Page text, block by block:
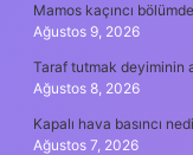
Mamos kaçıncı
Ağustos 9, 2026
Taraf tutmak deyiminin
Ağustos 8, 2026
Kapalı hava basıncı
Ağustos 7, 2026